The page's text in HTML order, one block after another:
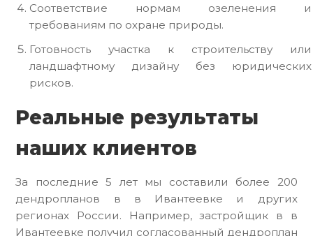
Соответствие нормам озеленения и
требованиям по охране природы.
Готовность участка к строительству или
ландшафтному дизайну без юридических
рисков.
Реальные результаты
наших клиентов
За последние 5 лет мы составили более 200
дендропланов в в Ивантеевке и других
регионах России. Например, застройщик в в
Ивантеевке получил согласованный дендроплан